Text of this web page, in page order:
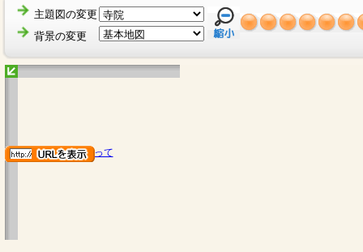
主題図の変更
背景の変更
地図のご利用にあたって